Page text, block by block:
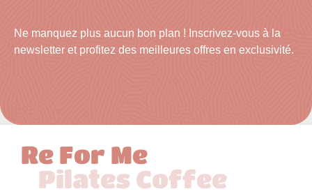
Ne manquez plus aucun bon plan ! Inscrivez-vous à la
newsletter et profitez des meilleures offres en exclusivité.
Re For Me
Pilates Coffee